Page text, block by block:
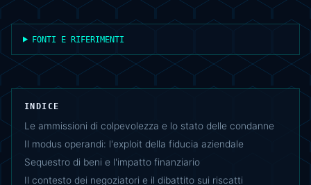
FONTI E RIFERIMENTI
INDICE
Le ammissioni di colpevolezza e lo stato delle condanne
Il modus operandi: l'exploit della fiducia aziendale
Sequestro di beni e l'impatto finanziario
Il contesto dei negoziatori e il dibattito sui riscatti